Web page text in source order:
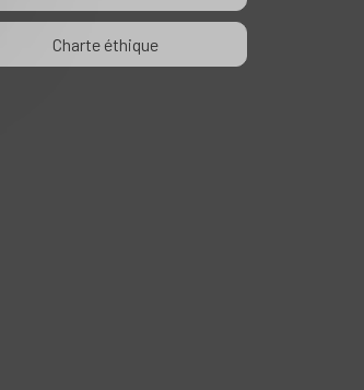
Charte éthique